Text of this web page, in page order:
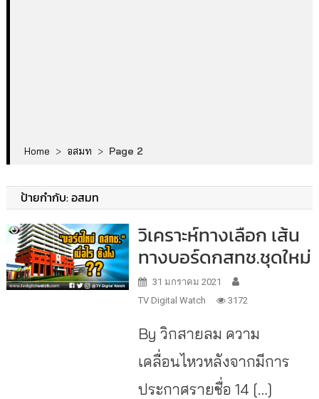
Home > อสมท > Page 2
ป้ายกำกับ:อสมท
วิเคราะห์ทางเลือก เส้น
ทางบอร์ดกสทช.ชุดใหม่
31 มกราคม 2021
TV Digital Watch
3172
By วิกสายลม ความ
เคลื่อนไหวหลังจากมีการ
ประกาศรายชื่อ 14 […]